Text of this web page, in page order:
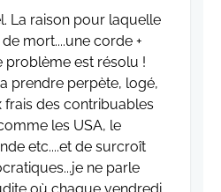
La raison pour laquelle
mort....une corde +
problème est résolu !
prendre perpète, logé,
frais des contribuables
les USA, le
etc....et de surcroît
ne parle